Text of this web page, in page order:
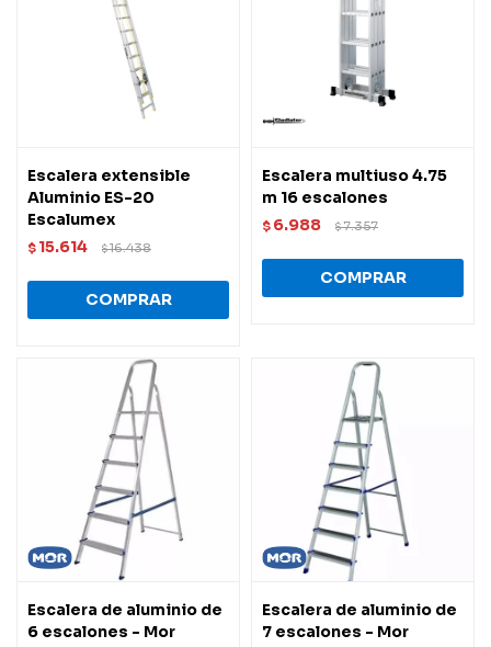
Escalera extensible
Aluminio ES-20
Escalumex
$ 15.614 $16.438
Escalera multiuso 4.75
m 16 escalones
$ 6.988 $7.357
Escalera de aluminio de
6 escalones - Mor
Escalera de aluminio de
7 escalones - Mor